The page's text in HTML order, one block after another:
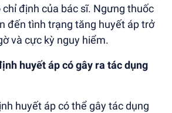
định của bác sĩ. Ngưng thuốc
đến tình trạng tăng huyết áp trở
và cực kỳ nguy hiểm.
huyết áp có gây ra tác dụng
huyết áp có thể gây tác dụng